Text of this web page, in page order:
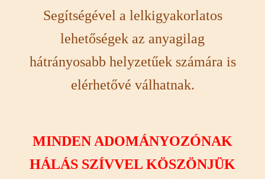
Segítségével a lelkigyakorlatos
lehetőségek az anyagilag
hátrányosabb helyzetűek számára is
elérhetővé válhatnak.
MINDEN ADOMÁNYOZÓNAK
HÁLÁS SZÍVVEL KÖSZÖNJÜK